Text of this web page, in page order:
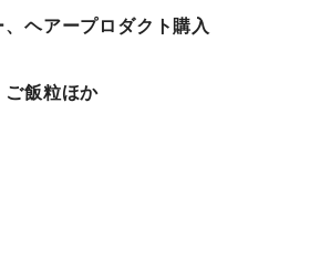
ヘアープロダクト購入
飯粒ほか